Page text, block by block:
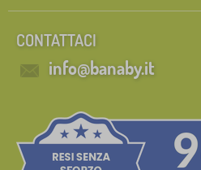
CONTATTACI
info@banaby.it